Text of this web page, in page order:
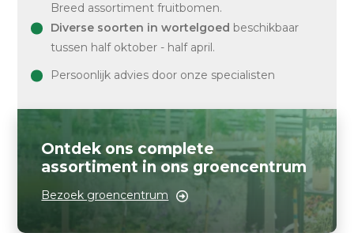
Breed assortiment fruitbomen.
Diverse soorten in wortelgoed beschikbaar
tussen half oktober - half april.
Persoonlijk advies door onze specialisten
Ontdek ons complete
assortiment in ons groencentrum
Bezoek groencentrum